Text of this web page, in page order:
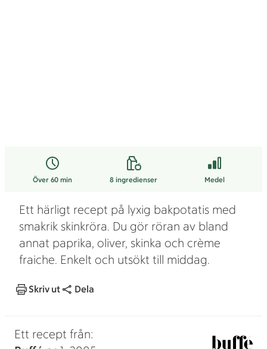
Över 60 min 8 ingredienser Medel
Ett härligt recept på lyxig bakpotatis med
smakrik skinkröra. Du gör röran av bland
annat paprika, oliver, skinka och crème
fraiche. Enkelt och utsökt till middag.
Skriv ut Dela
Ett recept från: